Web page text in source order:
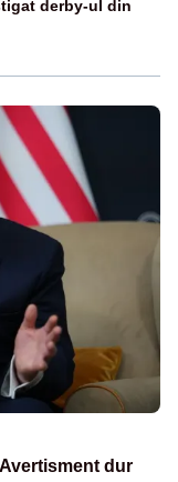
derby-ul din
dur